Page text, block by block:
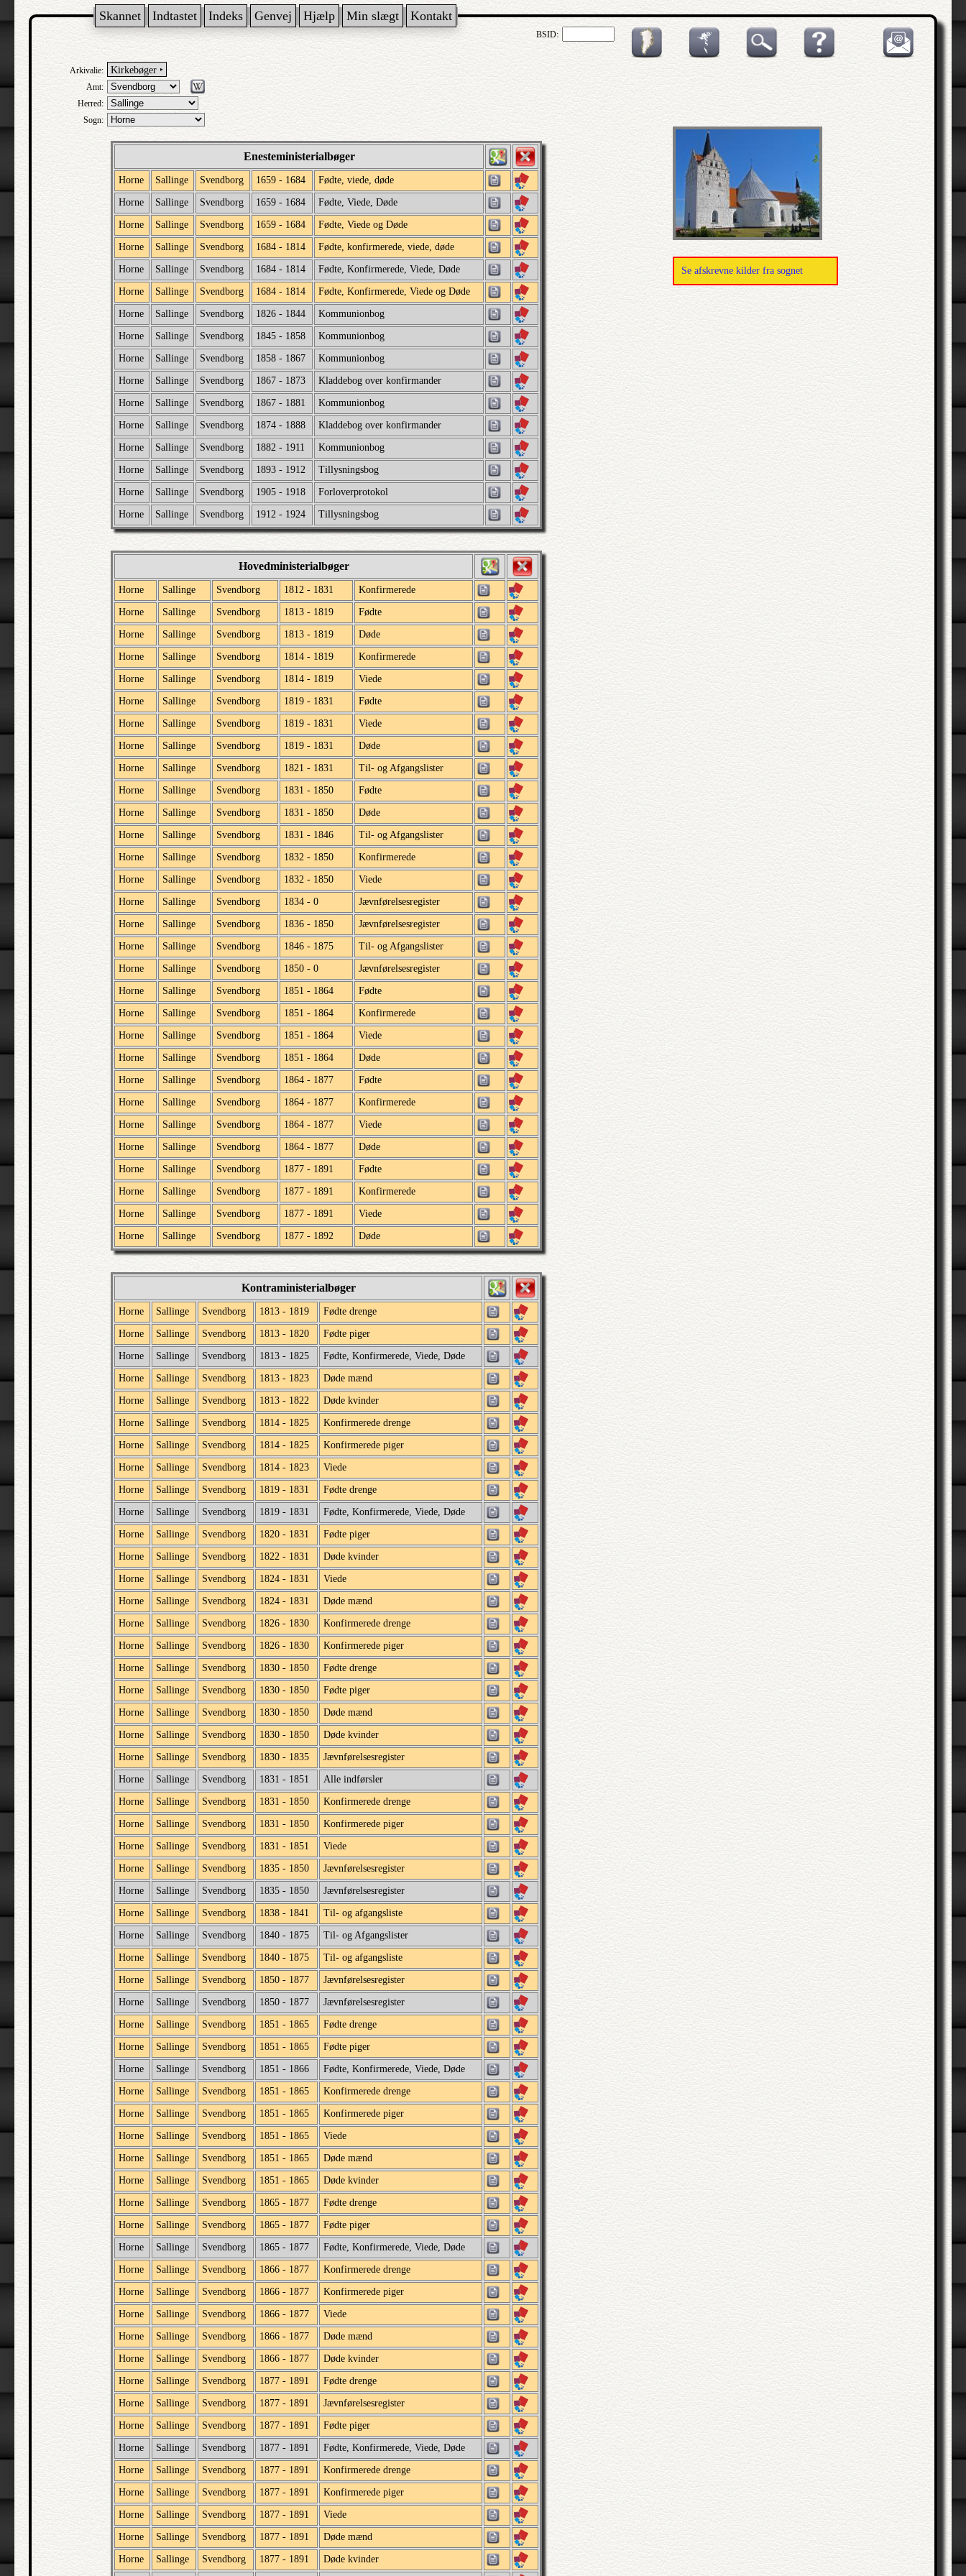
Skannet Indtastet Indeks Genvej Hjælp Min slægt Kontakt
BSID:
Arkivalie: Kirkebøger ‣
Amt:
Herred:
Sogn:
Se afskrevne kilder fra sognet
Enesteministerialbøger
Horne Sallinge Svendborg 1659 - 1684 Fødte, viede, døde
Horne Sallinge Svendborg 1659 - 1684 Fødte, Viede, Døde
Horne Sallinge Svendborg 1659 - 1684 Fødte, Viede og Døde
Horne Sallinge Svendborg 1684 - 1814 Fødte, konfirmerede, viede, døde
Horne Sallinge Svendborg 1684 - 1814 Fødte, Konfirmerede, Viede, Døde
Horne Sallinge Svendborg 1684 - 1814 Fødte, Konfirmerede, Viede og Døde
Horne Sallinge Svendborg 1826 - 1844 Kommunionbog
Horne Sallinge Svendborg 1845 - 1858 Kommunionbog
Horne Sallinge Svendborg 1858 - 1867 Kommunionbog
Horne Sallinge Svendborg 1867 - 1873 Kladdebog over konfirmander
Horne Sallinge Svendborg 1867 - 1881 Kommunionbog
Horne Sallinge Svendborg 1874 - 1888 Kladdebog over konfirmander
Horne Sallinge Svendborg 1882 - 1911 Kommunionbog
Horne Sallinge Svendborg 1893 - 1912 Tillysningsbog
Horne Sallinge Svendborg 1905 - 1918 Forloverprotokol
Horne Sallinge Svendborg 1912 - 1924 Tillysningsbog
Hovedministerialbøger
Horne Sallinge Svendborg 1812 - 1831 Konfirmerede
Horne Sallinge Svendborg 1813 - 1819 Fødte
Horne Sallinge Svendborg 1813 - 1819 Døde
Horne Sallinge Svendborg 1814 - 1819 Konfirmerede
Horne Sallinge Svendborg 1814 - 1819 Viede
Horne Sallinge Svendborg 1819 - 1831 Fødte
Horne Sallinge Svendborg 1819 - 1831 Viede
Horne Sallinge Svendborg 1819 - 1831 Døde
Horne Sallinge Svendborg 1821 - 1831 Til- og Afgangslister
Horne Sallinge Svendborg 1831 - 1850 Fødte
Horne Sallinge Svendborg 1831 - 1850 Døde
Horne Sallinge Svendborg 1831 - 1846 Til- og Afgangslister
Horne Sallinge Svendborg 1832 - 1850 Konfirmerede
Horne Sallinge Svendborg 1832 - 1850 Viede
Horne Sallinge Svendborg 1834 - 0 Jævnførelsesregister
Horne Sallinge Svendborg 1836 - 1850 Jævnførelsesregister
Horne Sallinge Svendborg 1846 - 1875 Til- og Afgangslister
Horne Sallinge Svendborg 1850 - 0 Jævnførelsesregister
Horne Sallinge Svendborg 1851 - 1864 Fødte
Horne Sallinge Svendborg 1851 - 1864 Konfirmerede
Horne Sallinge Svendborg 1851 - 1864 Viede
Horne Sallinge Svendborg 1851 - 1864 Døde
Horne Sallinge Svendborg 1864 - 1877 Fødte
Horne Sallinge Svendborg 1864 - 1877 Konfirmerede
Horne Sallinge Svendborg 1864 - 1877 Viede
Horne Sallinge Svendborg 1864 - 1877 Døde
Horne Sallinge Svendborg 1877 - 1891 Fødte
Horne Sallinge Svendborg 1877 - 1891 Konfirmerede
Horne Sallinge Svendborg 1877 - 1891 Viede
Horne Sallinge Svendborg 1877 - 1892 Døde
Kontraministerialbøger
Horne Sallinge Svendborg 1813 - 1819 Fødte drenge
Horne Sallinge Svendborg 1813 - 1820 Fødte piger
Horne Sallinge Svendborg 1813 - 1825 Fødte, Konfirmerede, Viede, Døde
Horne Sallinge Svendborg 1813 - 1823 Døde mænd
Horne Sallinge Svendborg 1813 - 1822 Døde kvinder
Horne Sallinge Svendborg 1814 - 1825 Konfirmerede drenge
Horne Sallinge Svendborg 1814 - 1825 Konfirmerede piger
Horne Sallinge Svendborg 1814 - 1823 Viede
Horne Sallinge Svendborg 1819 - 1831 Fødte drenge
Horne Sallinge Svendborg 1819 - 1831 Fødte, Konfirmerede, Viede, Døde
Horne Sallinge Svendborg 1820 - 1831 Fødte piger
Horne Sallinge Svendborg 1822 - 1831 Døde kvinder
Horne Sallinge Svendborg 1824 - 1831 Viede
Horne Sallinge Svendborg 1824 - 1831 Døde mænd
Horne Sallinge Svendborg 1826 - 1830 Konfirmerede drenge
Horne Sallinge Svendborg 1826 - 1830 Konfirmerede piger
Horne Sallinge Svendborg 1830 - 1850 Fødte drenge
Horne Sallinge Svendborg 1830 - 1850 Fødte piger
Horne Sallinge Svendborg 1830 - 1850 Døde mænd
Horne Sallinge Svendborg 1830 - 1850 Døde kvinder
Horne Sallinge Svendborg 1830 - 1835 Jævnførelsesregister
Horne Sallinge Svendborg 1831 - 1851 Alle indførsler
Horne Sallinge Svendborg 1831 - 1850 Konfirmerede drenge
Horne Sallinge Svendborg 1831 - 1850 Konfirmerede piger
Horne Sallinge Svendborg 1831 - 1851 Viede
Horne Sallinge Svendborg 1835 - 1850 Jævnførelsesregister
Horne Sallinge Svendborg 1835 - 1850 Jævnførelsesregister
Horne Sallinge Svendborg 1838 - 1841 Til- og afgangsliste
Horne Sallinge Svendborg 1840 - 1875 Til- og Afgangslister
Horne Sallinge Svendborg 1840 - 1875 Til- og afgangsliste
Horne Sallinge Svendborg 1850 - 1877 Jævnførelsesregister
Horne Sallinge Svendborg 1850 - 1877 Jævnførelsesregister
Horne Sallinge Svendborg 1851 - 1865 Fødte drenge
Horne Sallinge Svendborg 1851 - 1865 Fødte piger
Horne Sallinge Svendborg 1851 - 1866 Fødte, Konfirmerede, Viede, Døde
Horne Sallinge Svendborg 1851 - 1865 Konfirmerede drenge
Horne Sallinge Svendborg 1851 - 1865 Konfirmerede piger
Horne Sallinge Svendborg 1851 - 1865 Viede
Horne Sallinge Svendborg 1851 - 1865 Døde mænd
Horne Sallinge Svendborg 1851 - 1865 Døde kvinder
Horne Sallinge Svendborg 1865 - 1877 Fødte drenge
Horne Sallinge Svendborg 1865 - 1877 Fødte piger
Horne Sallinge Svendborg 1865 - 1877 Fødte, Konfirmerede, Viede, Døde
Horne Sallinge Svendborg 1866 - 1877 Konfirmerede drenge
Horne Sallinge Svendborg 1866 - 1877 Konfirmerede piger
Horne Sallinge Svendborg 1866 - 1877 Viede
Horne Sallinge Svendborg 1866 - 1877 Døde mænd
Horne Sallinge Svendborg 1866 - 1877 Døde kvinder
Horne Sallinge Svendborg 1877 - 1891 Fødte drenge
Horne Sallinge Svendborg 1877 - 1891 Jævnførelsesregister
Horne Sallinge Svendborg 1877 - 1891 Fødte piger
Horne Sallinge Svendborg 1877 - 1891 Fødte, Konfirmerede, Viede, Døde
Horne Sallinge Svendborg 1877 - 1891 Konfirmerede drenge
Horne Sallinge Svendborg 1877 - 1891 Konfirmerede piger
Horne Sallinge Svendborg 1877 - 1891 Viede
Horne Sallinge Svendborg 1877 - 1891 Døde mænd
Horne Sallinge Svendborg 1877 - 1891 Døde kvinder